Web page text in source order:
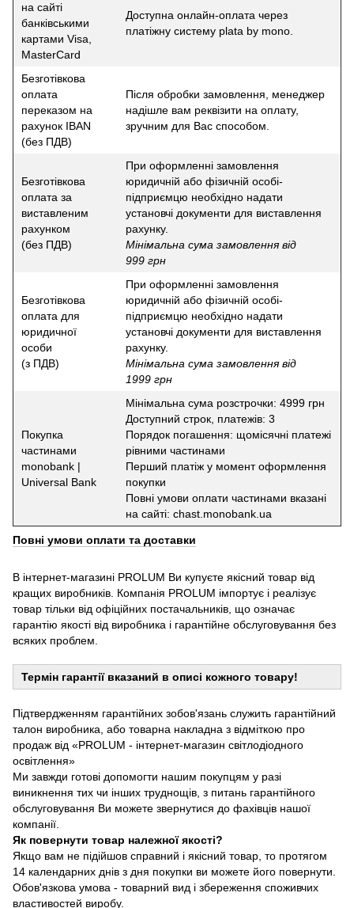
на сайті
банківськими
картами Visa,
MasterCard
Доступна онлайн-оплата через
платіжну систему plata by mono.
Безготівкова
оплата
переказом на
рахунок IBAN
(без ПДВ)
Після обробки замовлення, менеджер
надішле вам реквізити на оплату,
зручним для Вас способом.
Безготівкова
оплата за
виставленим
рахунком
(без ПДВ)
При оформленні замовлення
юридичній або фізичній особі-
підприємцю необхідно надати
установчі документи для виставлення
рахунку.
Мінімальна сума замовлення від
999 грн
Безготівкова
оплата для
юридичної
особи
(з ПДВ)
При оформленні замовлення
юридичній або фізичній особі-
підприємцю необхідно надати
установчі документи для виставлення
рахунку.
Мінімальна сума замовлення від
1999 грн
Покупка
частинами
monobank |
Universal Bank
Мінімальна сума розстрочки: 4999 грн
Доступний строк, платежів: 3
Порядок погашення: щомісячні платежі
рівними частинами
Перший платіж у момент оформлення
покупки
Повні умови оплати частинами вказані
на сайті: chast.monobank.ua
Повні умови оплати та доставки
В інтернет-магазині PROLUM Ви купуєте якісний товар від
кращих виробників. Компанія PROLUM імпортує і реалізує
товар тільки від офіційних постачальників, що означає
гарантію якості від виробника і гарантійне обслуговування без
всяких проблем.
Термін гарантії вказаний в описі кожного товару!
Підтвердженням гарантійних зобов'язань служить гарантійний
талон виробника, або товарна накладна з відміткою про
продаж від «PROLUM - інтернет-магазин світлодіодного
освітлення»
Ми завжди готові допомогти нашим покупцям у разі
виникнення тих чи інших труднощів, з питань гарантійного
обслуговування Ви можете звернутися до фахівців нашої
компанії.
Як повернути товар належної якості?
Якщо вам не підійшов справний і якісний товар, то протягом
14 календарних днів з дня покупки ви можете його повернути.
Обов'язкова умова - товарний вид і збереження споживчих
властивостей виробу.